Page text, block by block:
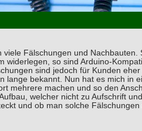
Fälschungen und
widerlegen, so sind Arduino-
sind jedoch für Kunden
lange bekannt. Nun hat es mich in
mehrere machen und so den
welcher nicht zu Aufschrift
und ob man solche